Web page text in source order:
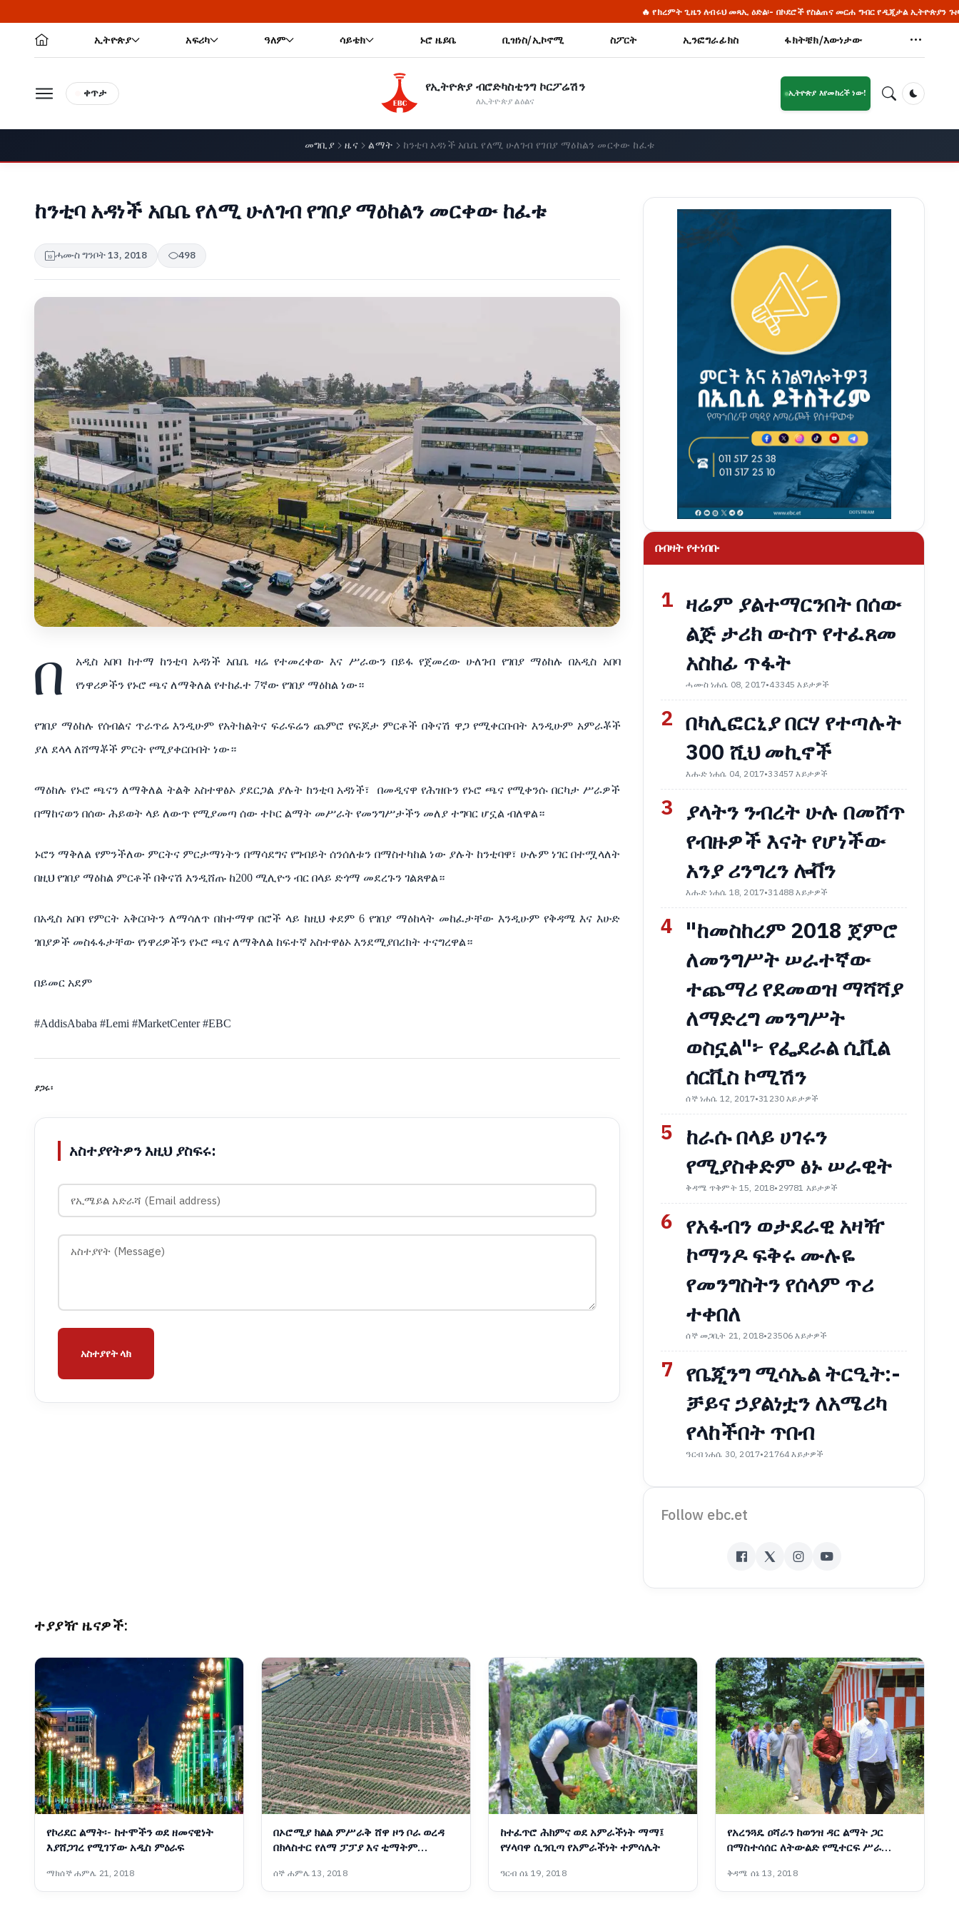
🔥 የክረምት ጊዜን ለብሩህ መጻኢ ዕድል፡- በኮደሮች የስልጠና መርሐ ግብር የዲጂታል ኢትዮጵያን ጉዞ ይቀላቀሉ
ኢትዮጵያ አፍሪካ ዓለም ሳይቴክ ኑሮ ዜይቤ ቢዝነስ/ኢኮኖሚ ስፖርት ኢንፎግራፊክስ ፋክትቼክ/እውነታው
ቀጥታ የኢትዮጵያ ብሮድካስቲንግ ኮርፖሬሽን
ለኢትዮጵያ ልዕልና
ኢትዮጵያ እየመከረች ነው!
Dark
መግቢያ ዜና ልማት ከንቲባ አዳነች አቤቤ የለሚ ሁለገብ የገበያ ማዕከልን መርቀው ከፈቱ
ከንቲባ አዳነች አቤቤ የለሚ ሁለገብ የገበያ ማዕከልን መርቀው ከፈቱ
ሓሙስ ግንቦት 13, 2018 498
በ አዲስ አበባ ከተማ ከንቲባ አዳነች አቤቤ ዛሬ የተመረቀው እና ሥራውን በይፋ የጀመረው ሁለገብ የገበያ ማዕከሉ በአዲስ አበባ
የነዋሪዎችን የኑሮ ጫና ለማቅለል የተከፈተ 7ኛው የገበያ ማዕከል ነው።
የገበያ ማዕከሉ የሰብልና ጥራጥሬ እንዲሁም የአትክልትና ፍራፍሬን ጨምሮ የፍጆታ ምርቶች በቅናሽ ዋጋ የሚቀርቡበት እንዲሁም አምራቾች
ያለ ደላላ ለሸማቾች ምርት የሚያቀርቡበት ነው።
ማዕከሉ የኑሮ ጫናን ለማቅለል ትልቅ አስተዋፅኦ ያደርጋል ያሉት ከንቲባ አዳነች፣ በመዲናዋ የሕዝቡን የኑሮ ጫና የሚቀንሱ በርካታ ሥራዎች
በማከናወን በሰው ሕይወት ላይ ለውጥ የሚያመጣ ሰው ተኮር ልማት መሥራት የመንግሥታችን መለያ ተግባር ሆኗል ብለዋል።
ኑሮን ማቅለል የምንችለው ምርትና ምርታማነትን በማሳደግና የግብይት ሰንሰለቱን በማስተካከል ነው ያሉት ከንቲባዋ፣ ሁሉም ነገር በተሟላለት
በዚህ የገበያ ማዕከል ምርቶች በቅናሽ እንዲሸጡ ከ200 ሚሊዮን ብር በላይ ድጎማ መደረጉን ገልጸዋል።
በአዲስ አበባ የምርት አቅርቦትን ለማሳለጥ በከተማዋ በሮች ላይ ከዚህ ቀደም6 የገበያ ማዕከላት መከፈታቸው እንዲሁም የቅዳሜ እና እሁድ
ገበያዎች መስፋፋታቸው የነዋሪዎችን የኑሮ ጫና ለማቅለል ከፍተኛ አስተዋፅኦ እንደሚያበረክት ተናግረዋል።
በይመር አደም
#AddisAbaba #Lemi #MarketCenter #EBC
ያጋሩ፡
አስተያየትዎን እዚህ ያስፍሩ:
አስተያየት ላክ
በብዛት የተነበቡ
1 ዛሬም ያልተማርንበት በሰው
ልጅ ታሪክ ውስጥ የተፈጸመ
አስከፊ ጥፋት
ሓሙስ ነሐሴ 08, 2017•43345 እይታዎች
2 በካሊፎርኒያ በርሃ የተጣሉት
300 ሺህ መኪኖች
እሑድ ነሐሴ 04, 2017•33457 እይታዎች
3 ያላትን ንብረት ሁሉ በመሸጥ
የብዙዎች እናት የሆነችው
አንያ ሪንግረን ሎቨን
እሑድ ነሐሴ 18, 2017•31488 እይታዎች
4 "ከመስከረም 2018 ጀምሮ
ለመንግሥት ሠራተኛው
ተጨማሪ የደመወዝ ማሻሻያ
ለማድረግ መንግሥት
ወስኗል"፦ የፌደራል ሲቪል
ሰርቪስ ኮሚሽን
ሰኞ ነሐሴ 12, 2017•31230 እይታዎች
5 ከራሱ በላይ ሀገሩን
የሚያስቀድም ፅኑ ሠራዊት
ቅዳሜ ጥቅምት 15, 2018•29781 እይታዎች
6 የአፋብን ወታደራዊ አዛዥ
ኮማንዶ ፍቅሩ ሙሉዬ
የመንግስትን የሰላም ጥሪ
ተቀበለ
ሰኞ መጋቢት 21, 2018•23506 እይታዎች
7 የቤጂንግ ሚሳኤል ትርዒት:-
ቻይና ኃያልነቷን ለአሜሪካ
የላከችበት ጥበብ
ዓርብ ነሐሴ 30, 2017•21764 እይታዎች
Follow ebc.et
ተያያዥ ዜናዎች:
የኮሪደር ልማት፡- ከተሞችን ወደ ዘመናዊነት
እያሸጋገረ የሚገኘው አዲስ ምዕራፍ
ማክሰኞ ሐምሌ 21, 2018
በኦሮሚያ ክልል ምሥራቅ ሸዋ ዞን ቦራ ወረዳ
በክላስተር የለማ ፓፓያ እና ቲማትም
ሰኞ ሐምሌ 13, 2018
ከተፈጥሮ ሕክምና ወደ አምራችነት ማማ፤
የሃላባዋ ሲንቢጣ የአምራችነት ተምሳሌት
ዓርብ ሰኔ 19, 2018
የአረንጓዴ ዐሻራን ከወንዝ ዳር ልማት ጋር
በማስተሳሰር ለትውልድ የሚተርፍ ሥራ
በድሪ
ቅዳሜ ሰኔ 13, 2018